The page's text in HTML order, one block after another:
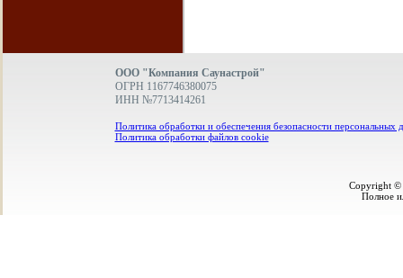
ООО "Компания Саунастрой"
ОГРН 1167746380075
ИНН №7713414261
Политика обработки и обеспечения безопасности персональных
Политика обработки файлов cookie
Copyright ©
Полное